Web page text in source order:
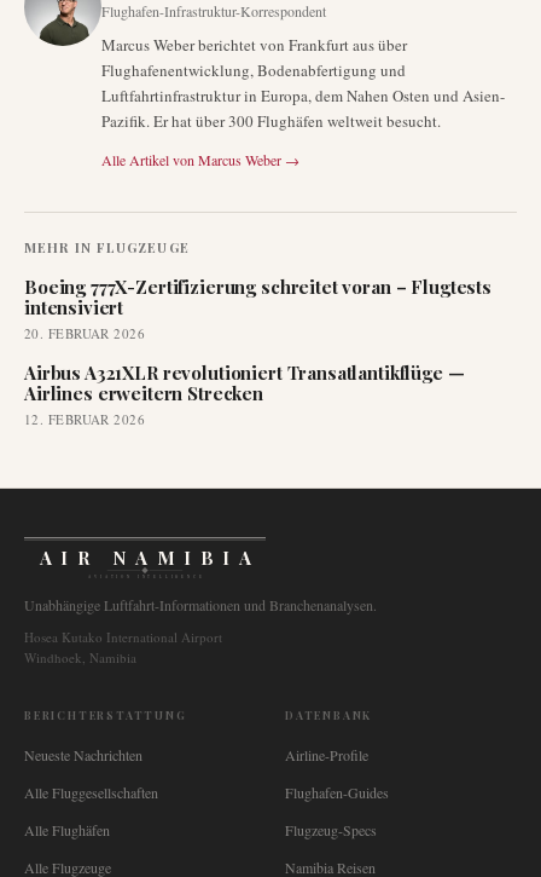
Flughafen-Infrastruktur-Korrespondent
Marcus Weber berichtet von Frankfurt aus über
Flughafenentwicklung, Bodenabfertigung und
Luftfahrtinfrastruktur in Europa, dem Nahen Osten und Asien-
Pazifik. Er hat über 300 Flughäfen weltweit besucht.
Alle Artikel von Marcus Weber →
MEHR IN FLUGZEUGE
Boeing 777X-Zertifizierung schreitet voran – Flugtests
intensiviert
20. FEBRUAR 2026
Airbus A321XLR revolutioniert Transatlantikflüge —
Airlines erweitern Strecken
12. FEBRUAR 2026
AIR NAMIBIA
AVIATION INTELLIGENCE
Unabhängige Luftfahrt-Informationen und Branchenanalysen.
Hosea Kutako International Airport
Windhoek, Namibia
BERICHTERSTATTUNG
Neueste Nachrichten
Alle Fluggesellschaften
Alle Flughäfen
Alle Flugzeuge
DATENBANK
Airline-Profile
Flughafen-Guides
Flugzeug-Specs
Namibia Reisen